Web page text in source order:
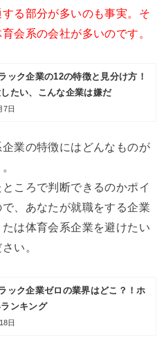
る部分が多いのも事実。そ
会系の会社が多いのです。
ック企業の12の特徴と見分け方！
たい、こんな企業は嫌だ
7日
業の特徴にはどんなものが
ころで判断できるのかポイ
、あなたが就職をする企業
は体育会系企業を避けたい
い。
ック企業ゼロの業界はどこ？！ホ
ンキング
日